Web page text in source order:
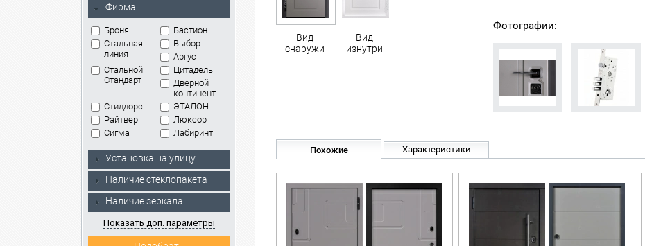
Фирма
Броня
Бастион
Стальная
линия
Выбор
Аргус
Стальной
Стандарт
Цитадель
Дверной
континент
Стилдорс
ЭТАЛОН
Райтвер
Люксор
Сигма
Лабиринт
Установка на улицу
Наличие стеклопакета
Наличие зеркала
Показать доп. параметры
Вид
снаружи
Вид
изнутри
Фотографии:
Похожие Характеристики